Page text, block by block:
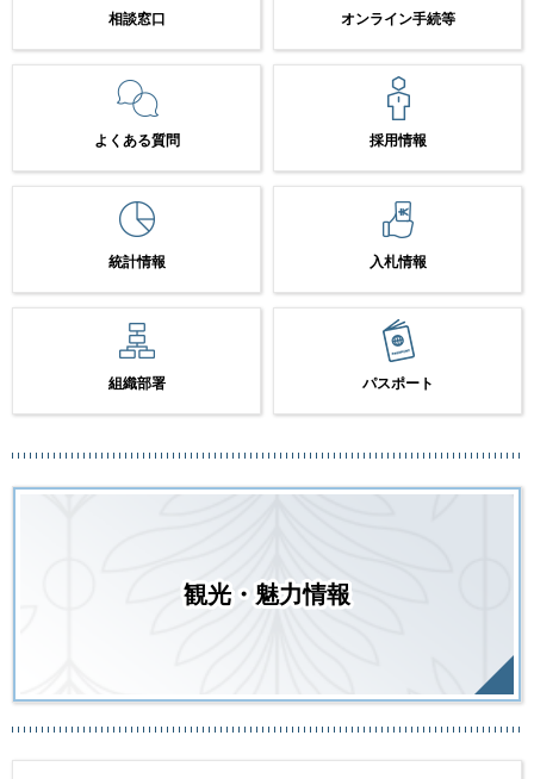
相談窓口 オンライン手続等
よくある質問 採用情報
統計情報 入札情報
組織部署 パスポート
観光・魅力情報